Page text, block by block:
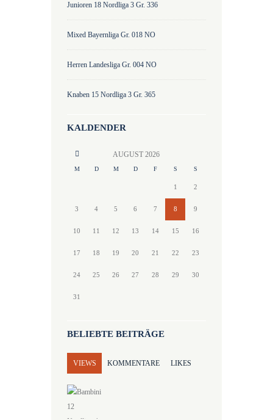
Junioren 18 Nordliga 3 Gr. 336
Mixed Bayernliga Gr. 018 NO
Herren Landesliga Gr. 004 NO
Knaben 15 Nordliga 3 Gr. 365
KALDENDER
AUGUST 2026
M D M D F S S
1 2
3 4 5 6 7 8 9
10 11 12 13 14 15 16
17 18 19 20 21 22 23
24 25 26 27 28 29 30
31
BELIEBTE BEITRÄGE
VIEWS KOMMENTARE LIKES